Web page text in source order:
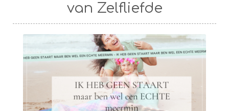
van Zelfliefde